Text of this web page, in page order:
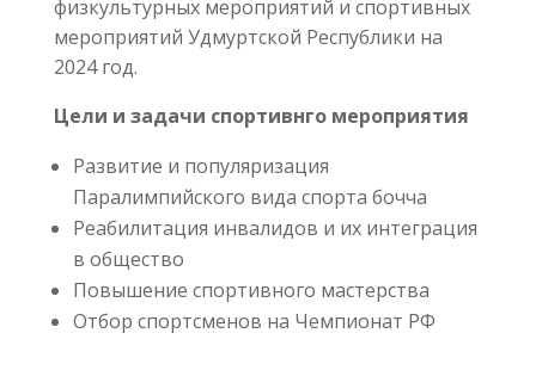
физкультурных мероприятий и спортивных
мероприятий Удмуртской Республики на
2024 год.
Цели и задачи спортивнго мероприятия
Развитие и популяризация
Паралимпийского вида спорта бочча
Реабилитация инвалидов и их интеграция
в общество
Повышение спортивного мастерства
Отбор спортсменов на Чемпионат РФ